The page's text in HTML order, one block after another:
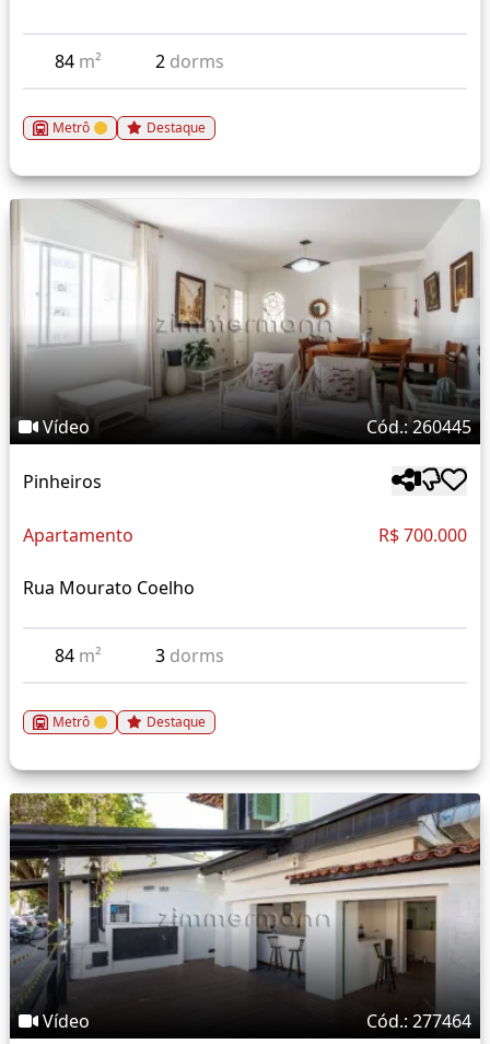
84 m² 2 dorms
Metrô Destaque
Vídeo Cód.: 260445
Pinheiros
Apartamento R$ 700.000
Rua Mourato Coelho
84 m² 3 dorms
Metrô Destaque
Vídeo Cód.: 277464